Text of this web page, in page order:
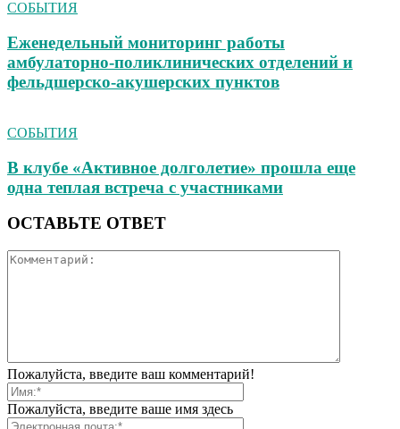
СОБЫТИЯ
Еженедельный мониторинг работы
амбулаторно‑поликлинических отделений и
фельдшерско‑акушерских пунктов
СОБЫТИЯ
В клубе «Активное долголетие» прошла еще
одна теплая встреча с участниками
ОСТАВЬТЕ ОТВЕТ
Пожалуйста, введите ваш комментарий!
Пожалуйста, введите ваше имя здесь